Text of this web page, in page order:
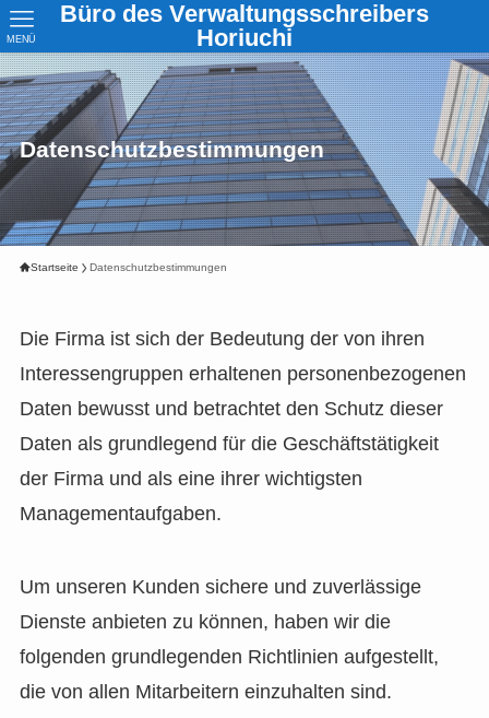
Büro des Verwaltungsschreibers
Horiuchi
MENÜ
Datenschutzbestimmungen
Startseite Datenschutzbestimmungen
Die Firma ist sich der Bedeutung der von ihren
Interessengruppen erhaltenen personenbezogenen
Daten bewusst und betrachtet den Schutz dieser
Daten als grundlegend für die Geschäftstätigkeit
der Firma und als eine ihrer wichtigsten
Managementaufgaben.
Um unseren Kunden sichere und zuverlässige
Dienste anbieten zu können, haben wir die
folgenden grundlegenden Richtlinien aufgestellt,
die von allen Mitarbeitern einzuhalten sind.